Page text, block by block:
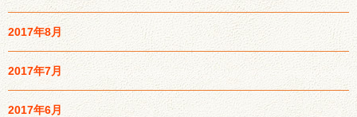
2017年8月
2017年7月
2017年6月